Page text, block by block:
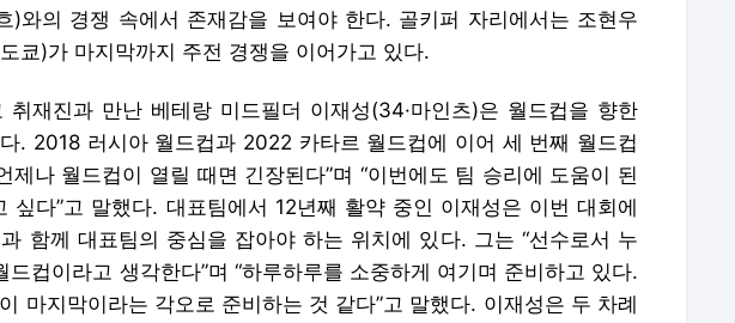
)와의 경쟁 속에서 존재감을 보여야 한다. 골키퍼 자리에서는 조현우
쿄)가 마지막까지 주전 경쟁을 이어가고 있다.
취재진과 만난 베테랑 미드필더 이재성(34·마인츠)은 월드컵을 향한
. 2018 러시아 월드컵과 2022 카타르 월드컵에 이어 세 번째 월드컵
제나 월드컵이 열릴 때면 긴장된다”며 “이번에도 팀 승리에 도움이 된
싶다”고 말했다. 대표팀에서 12년째 활약 중인 이재성은 이번 대회에
함께 대표팀의 중심을 잡아야 하는 위치에 있다. 그는 “선수로서 누
드컵이라고 생각한다”며 “하루하루를 소중하게 여기며 준비하고 있다.
마지막이라는 각오로 준비하는 것 같다”고 말했다. 이재성은 두 차례